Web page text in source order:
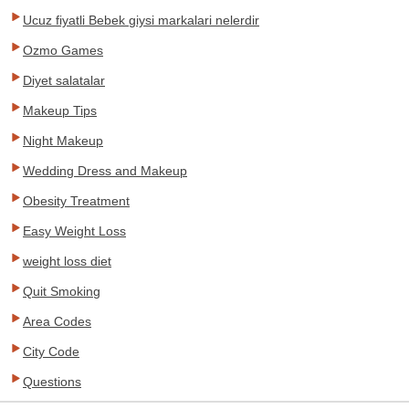
Ucuz fiyatli Bebek giysi markalari nelerdir
Ozmo Games
Diyet salatalar
Makeup Tips
Night Makeup
Wedding Dress and Makeup
Obesity Treatment
Easy Weight Loss
weight loss diet
Quit Smoking
Area Codes
City Code
Questions